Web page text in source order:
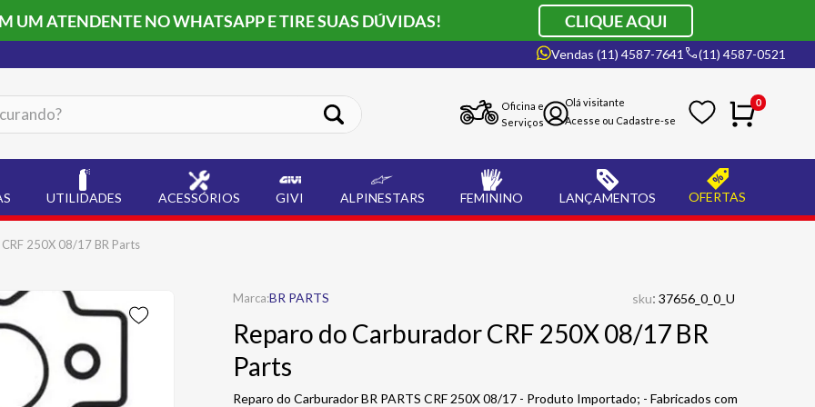
UM ATENDENTE NO WHATSAPP E TIRE SUAS DÚVIDAS! CLIQUE AQUI
Vendas (11) 4587-7641 (11) 4587-0521
Oficina e
Serviços
0
UTILIDADES ACESSÓRIOS GIVI ALPINESTARS FEMININO LANÇAMENTOS OFERTAS
250X 08/17 BR Parts
BR PARTS sku: 37656_0_0_U
Reparo do Carburador CRF 250X 08/17 BR
Parts
Reparo do Carburador BR PARTS CRF 250X 08/17 - Produto Importado; - Fabricados com